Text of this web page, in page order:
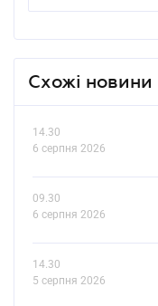
Схожі новини
14.30
6 серпня 2026
09.30
6 серпня 2026
14.30
5 серпня 2026